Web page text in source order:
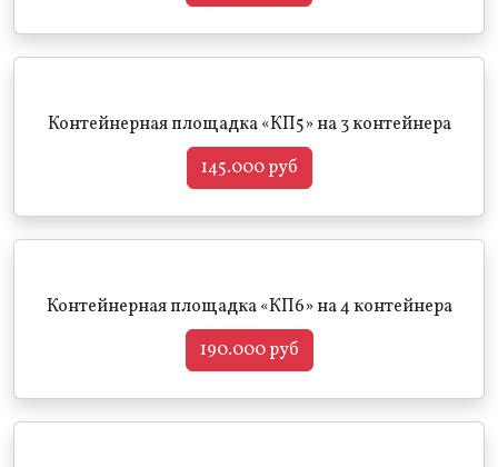
Контейнерная площадка «КП5» на 3 контейнера
145.000 руб
Контейнерная площадка «КП6» на 4 контейнера
190.000 руб